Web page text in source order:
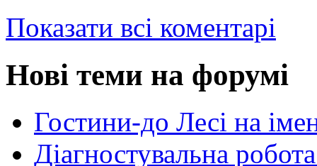
Показати всі коментарі
Нові теми на форумі
Гостини-до Лесі на
Діагностувальна